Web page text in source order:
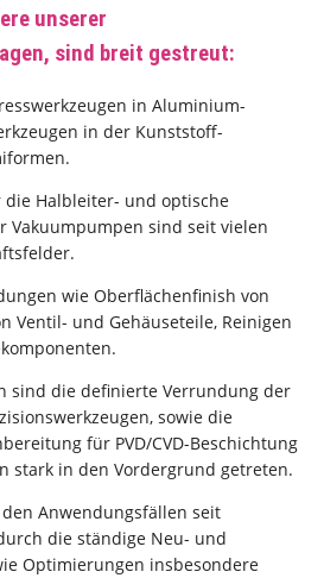
unserer
sind breit gestreut:
in Aluminium-
in der Kunststoff-
die Halbleiter- und optische
Vakuumpumpen sind seit vielen
wie Oberflächenfinish von
Ventil- und Gehäuseteile, Reinigen
sind die definierte Verrundung der
sowie die
für PVD/CVD-Beschichtung
stark in den Vordergrund getreten.
Anwendungsfällen seit
die ständige Neu- und
Optimierungen insbesondere